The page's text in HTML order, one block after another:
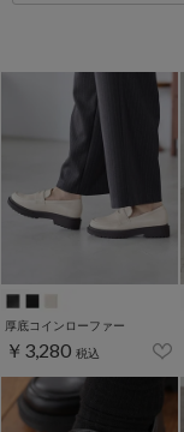
厚底コインローファー
￥3,280 税込